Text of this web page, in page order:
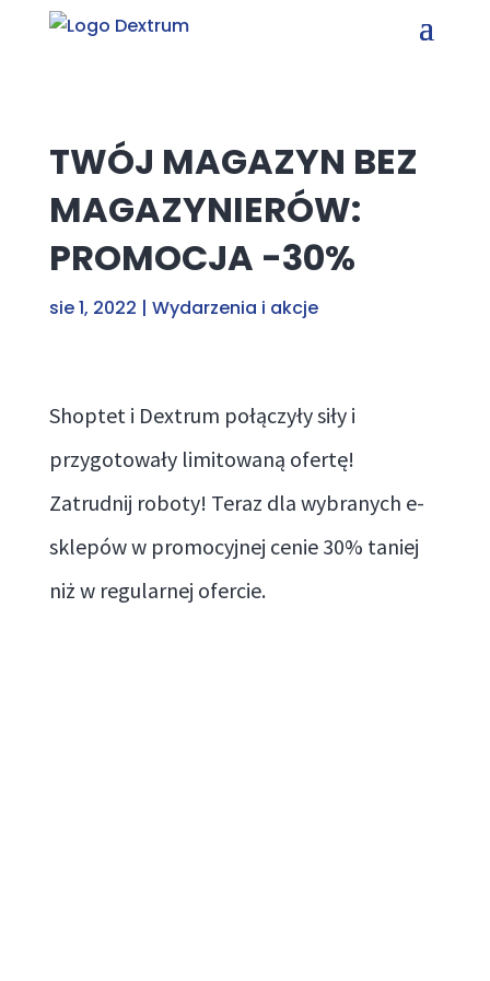
TWÓJ MAGAZYN BEZ
MAGAZYNIERÓW:
PROMOCJA -30%
sie 1, 2022 | Wydarzenia i akcje
Shoptet i Dextrum połączyły siły i
przygotowały limitowaną ofertę!
Zatrudnij roboty! Teraz dla wybranych e-
sklepów w promocyjnej cenie 30% taniej
niż w regularnej ofercie.